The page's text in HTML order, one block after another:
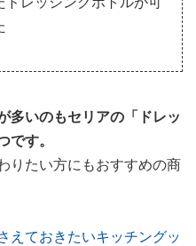
多いのもセリアの「ドレッ
です。
りたい方にもおすすめの商
えておきたいキッチングッ